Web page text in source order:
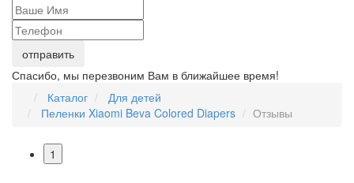
Спасибо, мы перезвоним Вам в ближайшее время!
Каталог
Для детей
Пеленки Xiaomi Beva Colored Diapers
Отзывы
1